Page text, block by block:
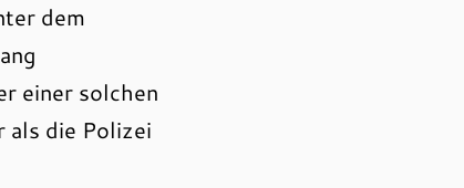
dem
einer solchen
als die Polizei